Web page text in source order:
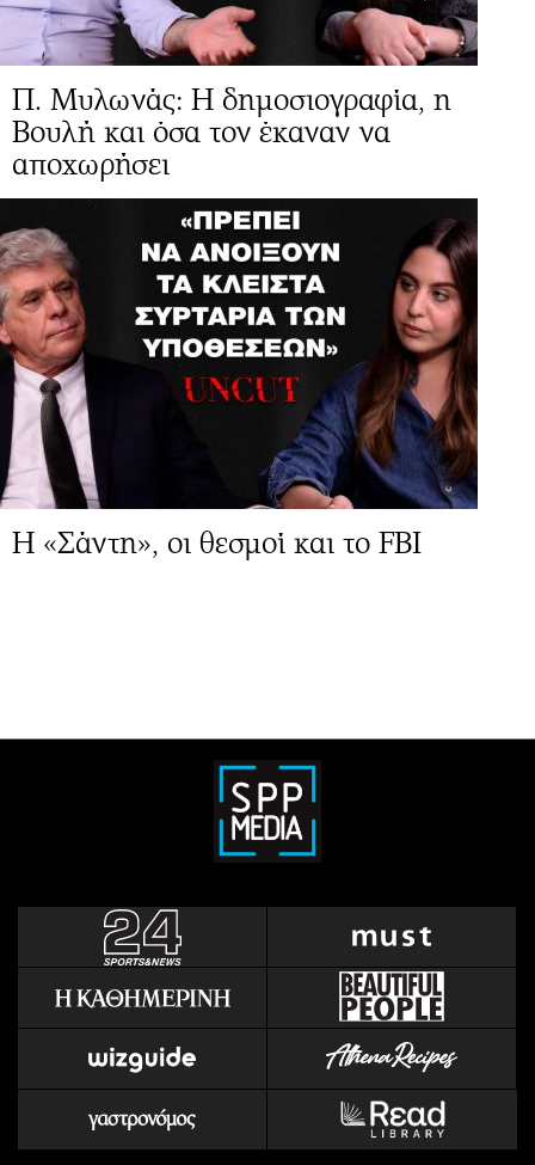
Π. Μυλωνάς: Η δημοσιογραφία, η
Βουλή και όσα τον έκαναν να
αποχωρήσει
Η «Σάντη», οι θεσμοί και το FBI